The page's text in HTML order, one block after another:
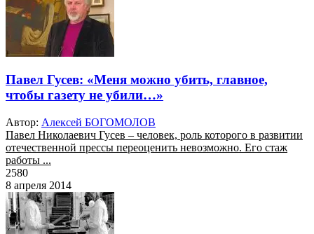
Павел Гусев: «Меня можно убить, главное,
чтобы газету не убили…»
Автор: Алексей БОГОМОЛОВ
Павел Николаевич Гусев – человек, роль которого в развитии
отечественной прессы переоценить невозможно. Его стаж
работы ...
2580
8 апреля 2014